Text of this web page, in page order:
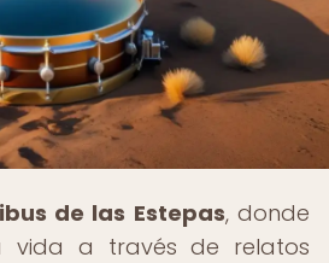
de las Estepas, donde
vida a través de relatos